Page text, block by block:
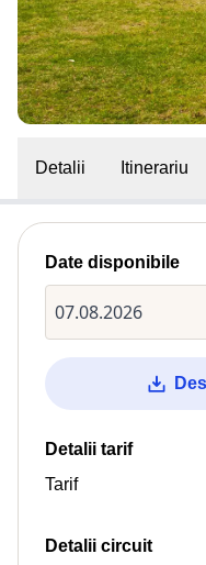
Detalii Itinerariu
Date disponibile
Detalii tarif
Tarif
Detalii circuit